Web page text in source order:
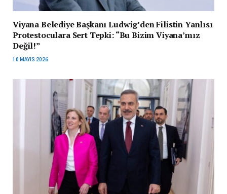
Viyana Belediye Başkanı Ludwig’den Filistin Yanlısı
Protestoculara Sert Tepki: “Bu Bizim Viyana’mız
Değil!”
10 MAYIS 2026